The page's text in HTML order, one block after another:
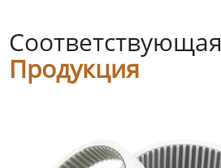
Соответствующая
Продукция